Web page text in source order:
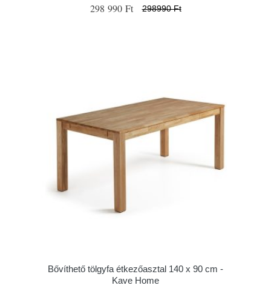
298 990 Ft 298990 Ft
Bővíthető tölgyfa étkezőasztal 140 x 90 cm -
Kave Home